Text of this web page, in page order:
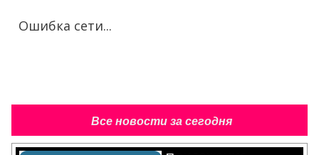
Ошибка сети...
Все новости за сегодня